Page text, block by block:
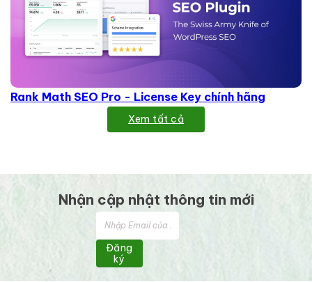
Rank Math SEO Pro - License Key chính hãng
Xem tất cả
Nhận cập nhật thông tin mới
Đăng
ký